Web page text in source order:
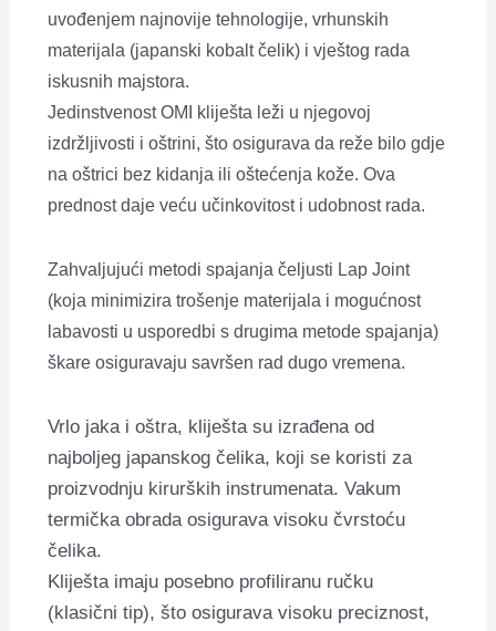
uvođenjem najnovije tehnologije, vrhunskih
materijala (japanski kobalt čelik) i vještog rada
iskusnih majstora.
Jedinstvenost OMI kliješta leži u njegovoj
izdržljivosti i oštrini, što osigurava da reže bilo gdje
na oštrici bez kidanja ili oštećenja kože. Ova
prednost daje veću učinkovitost i udobnost rada.
Zahvaljujući metodi spajanja čeljusti Lap Joint
(koja minimizira trošenje materijala i mogućnost
labavosti u usporedbi s drugima metode spajanja)
škare osiguravaju savršen rad dugo vremena.
Vrlo jaka i oštra, kliješta su izrađena od
najboljeg japanskog čelika, koji se koristi za
proizvodnju kirurških instrumenata. Vakum
termička obrada osigurava visoku čvrstoću
čelika.
Kliješta imaju posebno profiliranu ručku
(klasični tip), što osigurava visoku preciznost,